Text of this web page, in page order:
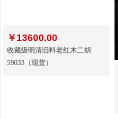
￥13600.00
收藏级明清旧料老红木二胡
59033（现货）